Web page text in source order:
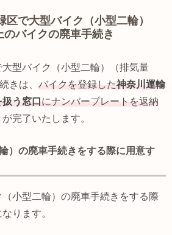
区で大型バイク（小型二輪）
バイクの廃車手続き
型バイク（小型二輪）（排気量
きは、 バイクを登録した神奈川運輸
扱う窓口にナンバープレートを返納
完了いたします。
）の廃車手続きをする際に用意す
小型二輪）の廃車手続きをする際
ります。